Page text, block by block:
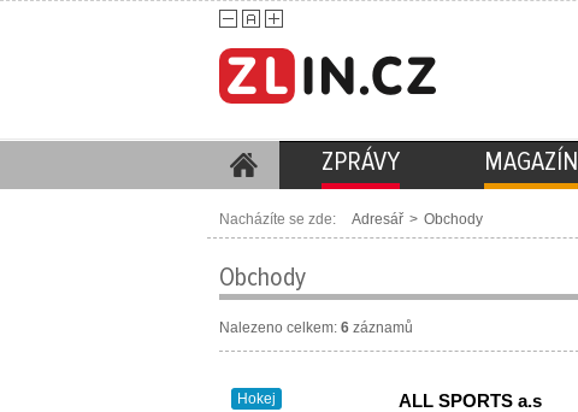
ZPRÁVY MAGAZÍN
Nacházíte se zde: Adresář > Obchody
Obchody
Nalezeno celkem: 6 záznamů
Hokej
ALL SPORTS a.s